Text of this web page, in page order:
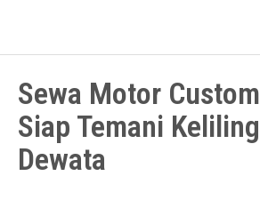
Sewa Motor
Siap Temani
Dewata